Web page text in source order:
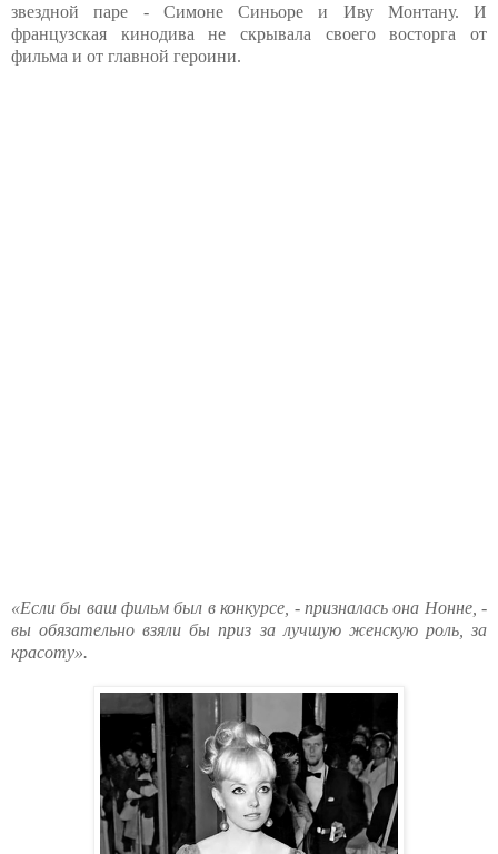
звездной паре - Симоне Синьоре и Иву Монтану. И
французская кинодива не скрывала своего восторга от
фильма и от главной героини.
«Если бы ваш фильм был в конкурсе, - призналась она Нонне, -
вы обязательно взяли бы приз за лучшую женскую роль, за
красоту».